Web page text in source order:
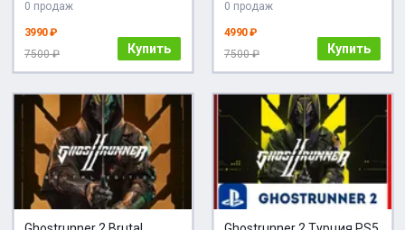
0 продаж
3990 ₽
7500 ₽
Купить
0 продаж
4990 ₽
7500 ₽
Купить